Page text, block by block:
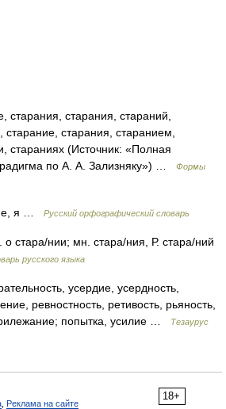
старания, старания, стараний,
старания, старанием,
стараниях (Источник: «Полная
по А. А. Зализняку») …
Формы
я … Русский орфографический словарь
стара/нии; мн. стара/ния, Р. стара/ний
русского языка
усердие, усердность,
ревностность, ретивость, рьяность,
попытка, усилие …
Тезаурус
18+
Реклама на сайте